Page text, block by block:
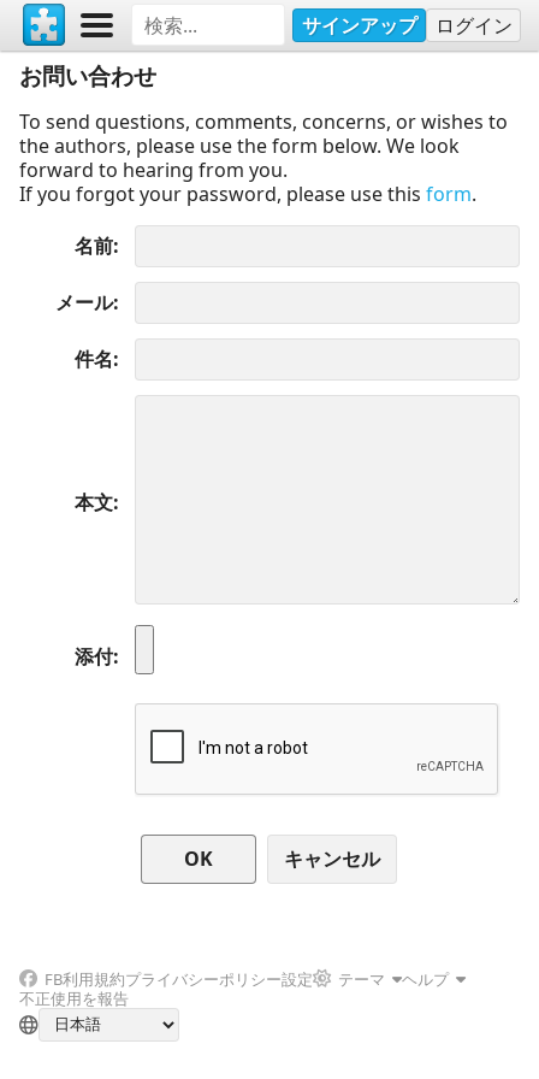
サインアップ ログイン
お問い合わせ
To send questions, comments, concerns, or wishes to
the authors, please use the form below. We look
forward to hearing from you.
If you forgot your password, please use this form.
名前
メール
件名
本文
添付
キャンセル
FB利用規約プライバシーポリシー設定 テーマ
ヘルプ
不正使用を報告